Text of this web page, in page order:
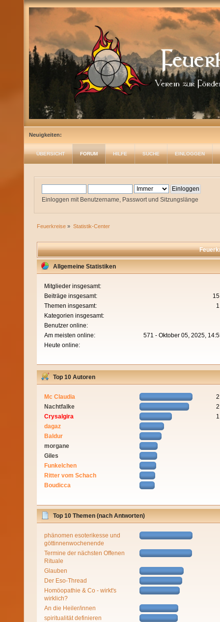
Neuigkeiten:
ÜBERSICHT FORUM HILFE SUCHE EINLOGGEN
Einloggen mit Benutzername, Passwort und Sitzungslänge
Feuerkreise » Statistik-Center
Allgemeine Statistiken
Mitglieder insgesamt:
Beiträge insgesamt:
Themen insgesamt:
Kategorien insgesamt:
Benutzer online:
Am meisten online:
571 - Oktober 05, 2025,
Heute online:
Top 10 Autoren
Mc Claudia
Nachtfalke
Crysalgira
dagaz
Baldur
morgane
Giles
Funkelchen
Ritter vom Schach
Boudicca
Top 10 Themen (nach Antworten)
phänomen esoterikesse und
göttinnenwochenende
Termine der nächsten Offenen
Rituale
Glauben
Der Eso-Thread
Homöopathie & Co - wirkt's
wirklich?
An die Heiler/innen
spiritualität definieren